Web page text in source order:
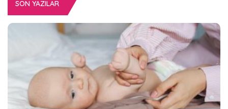
SON YAZILAR